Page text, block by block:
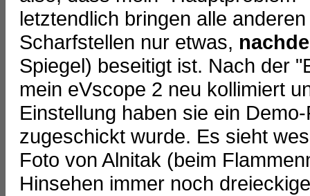
letztendlich bringen alle
Scharfstellen nur etwas,
Spiegel) beseitigt ist. Nach der
mein eVscope 2 neu kollimiert
Einstellung haben sie ein
zugeschickt wurde. Es sieht
Foto von Alnitak (beim
Hinsehen immer noch